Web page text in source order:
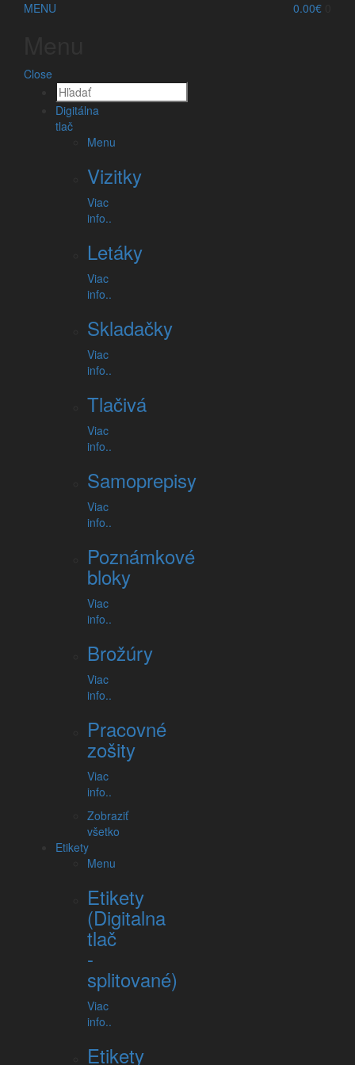
MENU
Close
Digitálna
tlač
Menu
Vizitky
Viac
info..
Letáky
Viac
info..
Skladačky
Viac
info..
Tlačivá
Viac
info..
Samoprepisy
Viac
info..
Poznámkové
bloky
Viac
info..
Brožúry
Viac
info..
Pracovné
zošity
Viac
info..
Zobraziť
všetko
Etikety
Menu
Etikety
(Digitalna
tlač
-
splitované)
Viac
info..
Etikety
0.00€
KALENDÁRE
Nástenné kalendáre
Stolný kalendár - mesačný
Stolný kalendár - dvojtýždňový
Stolný kalendár - týždňový